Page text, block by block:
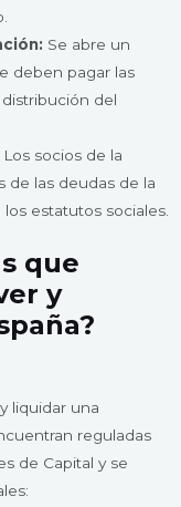
Se abre un
deben pagar las
del
Los socios de la
de las deudas de la
estatutos sociales.
que
y
liquidar una
reguladas
de Capital y se